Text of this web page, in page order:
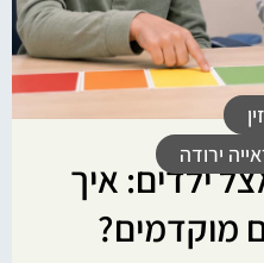
ירודה
ילדים: איך
מוקדמים?